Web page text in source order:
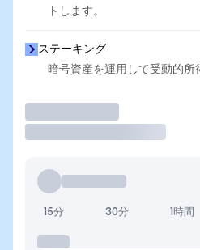
トします。
ステーキング
暗号資産を運用して受動的所
15分 30分 1時間